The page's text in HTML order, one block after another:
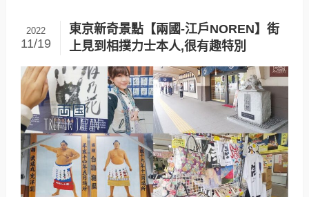
東京新奇景點【兩國-江戶NOREN】街
上見到相撲力士本人,很有趣特別
2022
11/19